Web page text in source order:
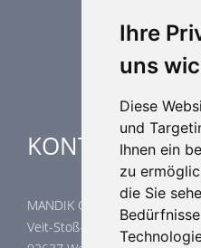
Ihre
uns
Diese
und
Ihnen ein
zu
die Sie
Industrielle heizung und
KONTAKTE
MANDIK GmbH
Veit-Stoß-Straße 12